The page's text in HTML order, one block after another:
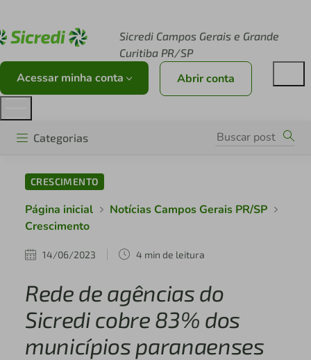
Sicredi Campos Gerais e Grande
Curitiba PR/SP
Acessar minha conta Abrir conta
Categorias
CRESCIMENTO
Página inicial
Notícias Campos Gerais PR/SP
Crescimento
14/06/2023 4 min de leitura
Rede de agências do
Sicredi cobre 83% dos
municípios paranaenses